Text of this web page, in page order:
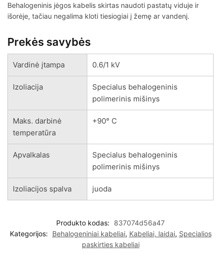
Behalogeninis jėgos kabelis skirtas naudoti pastatų viduje ir
išorėje, tačiau negalima kloti tiesiogiai į žemę ar vandenį.
Prekės savybės
Vardinė įtampa 0.6/1 kV
Izoliacija
Specialus behalogeninis
polimerinis mišinys
Maks. darbinė
temperatūra
+90° C
Apvalkalas
Specialus behalogeninis
polimerinis mišinys
Izoliacijos spalva juoda
Produkto kodas:
837074d56a47
Kategorijos:
Behalogeniniai kabeliai, Kabeliai, laidai, Specialios
paskirties kabeliai